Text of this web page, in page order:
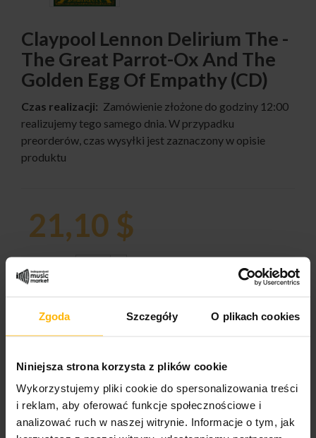
Zgoda Szczegóły O plikach cookies
Niniejsza strona korzysta z plików cookie
Wykorzystujemy pliki cookie do spersonalizowania treści
i reklam, aby oferować funkcje społecznościowe i
analizować ruch w naszej witrynie. Informacje o tym, jak
Claypool Lennon Delirium The -
The Great Parrot-Ox And The
Golden Egg Of Empathy (CD)
Czas realizacji: Zamówienie złożone do godziny 12:00
realizujemy tego samego dnia. W przypadku
preorderów, czas wysyłki jest zaznaczony w opisie
produktu
21,10 $
ILOŚĆ:
Gatunek:
Rock